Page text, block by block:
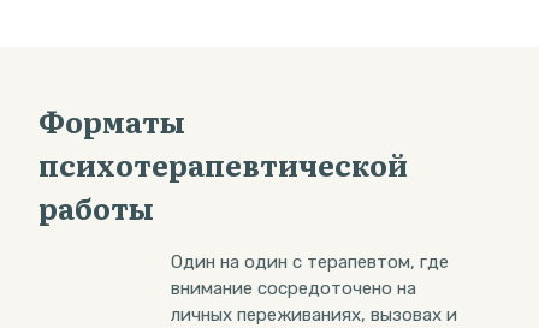
Форматы
психотерапевтической
работы
Один на один с терапевтом, где
внимание сосредоточено на
личных переживаниях, вызовах и